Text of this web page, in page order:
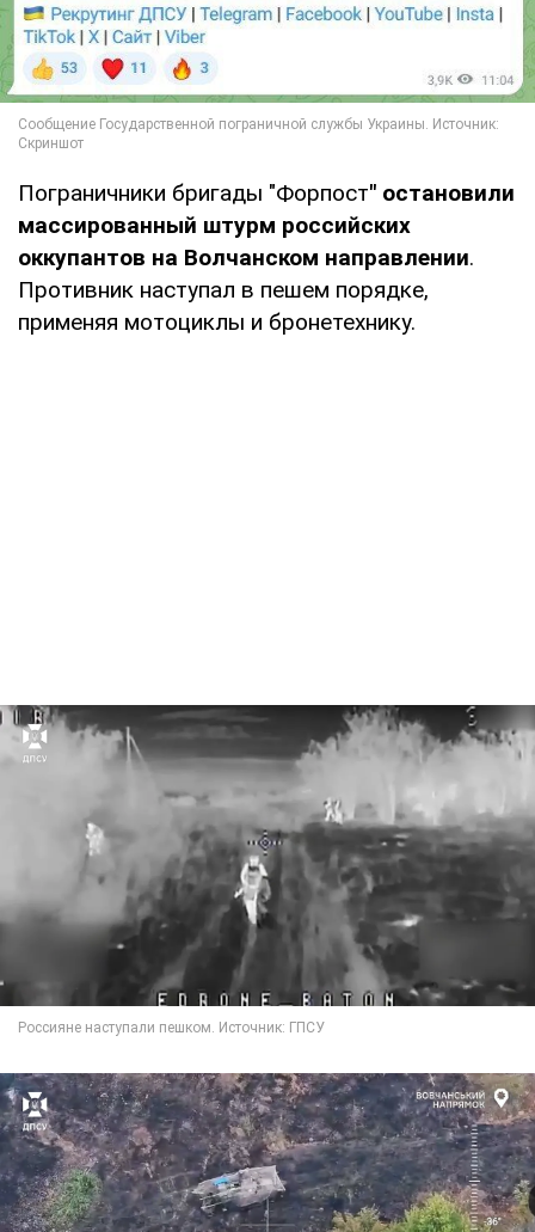
Пограничники бригады "Форпост" остановили
массированный штурм российских
оккупантов на Волчанском направлении.
Противник наступал в пешем порядке,
применяя мотоциклы и бронетехнику.